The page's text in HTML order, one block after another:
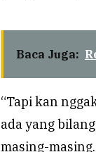
Baca Juga:
“Tapi kan
ada yang
masing-